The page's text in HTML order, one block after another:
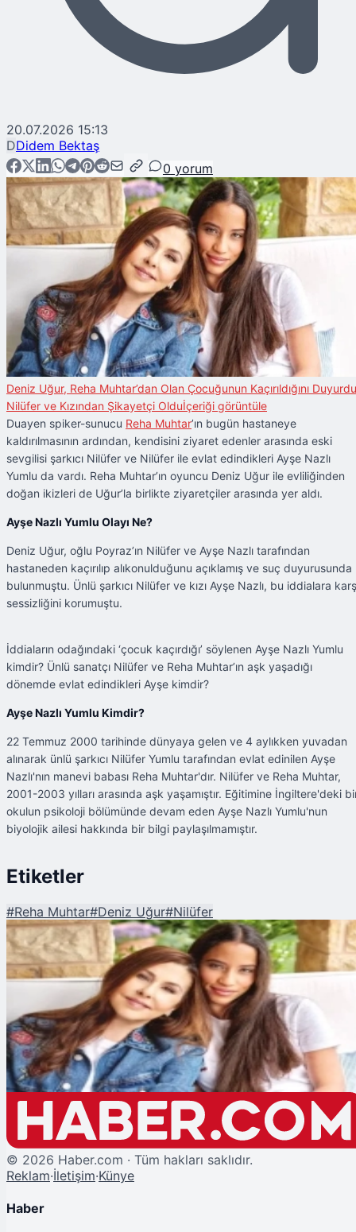
20.07.2026 15:13
DDidem Bektaş
0 yorum
Deniz Uğur, Reha Muhtar’dan Olan Çocuğunun Kaçırıldığını
Nilüfer ve Kızından Şikayetçi Olduİçeriği görüntüle
Duayen spiker-sunucu Reha Muhtar’ın bugün hastaneye
kaldırılmasının ardından, kendisini ziyaret edenler arasında eski
sevgilisi şarkıcı Nilüfer ve Nilüfer ile evlat edindikleri Ayşe Nazlı
Yumlu da vardı. Reha Muhtar’ın oyuncu Deniz Uğur ile evliliğinden
doğan ikizleri de Uğur’la birlikte ziyaretçiler arasında yer aldı.
Ayşe Nazlı Yumlu Olayı Ne?
Deniz Uğur, oğlu Poyraz’ın Nilüfer ve Ayşe Nazlı tarafından
hastaneden kaçırılıp alıkonulduğunu açıklamış ve suç duyurusunda
bulunmuştu. Ünlü şarkıcı Nilüfer ve kızı Ayşe Nazlı, bu iddialara
sessizliğini korumuştu.
İddiaların odağındaki ‘çocuk kaçırdığı’ söylenen Ayşe Nazlı Yumlu
kimdir? Ünlü sanatçı Nilüfer ve Reha Muhtar’ın aşk yaşadığı
dönemde evlat edindikleri Ayşe kimdir?
Ayşe Nazlı Yumlu Kimdir?
22 Temmuz 2000 tarihinde dünyaya gelen ve 4 aylıkken yuvadan
alınarak ünlü şarkıcı Nilüfer Yumlu tarafından evlat edinilen Ayşe
Nazlı'nın manevi babası Reha Muhtar'dır. Nilüfer ve Reha Muhtar,
2001-2003 yılları arasında aşk yaşamıştır. Eğitimine İngiltere'deki
okulun psikoloji bölümünde devam eden Ayşe Nazlı Yumlu'nun
biyolojik ailesi hakkında bir bilgi paylaşılmamıştır.
Etiketler
#Reha Muhtar#Deniz Uğur#Nilüfer
Şu An Okunan
Ayşe Nazlı Yumlu Kimdir? Nilüfer ve Reha Muhtar'ın Evlat Edindiği Ayşe
Nazlı Neden Gündemde?
© 2026 Haber.com · Tüm hakları saklıdır.
Reklam·İletişim·Künye
Haber